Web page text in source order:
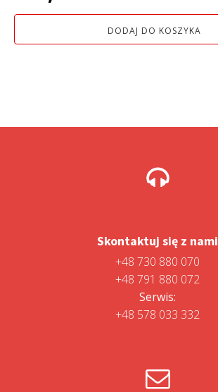
DODAJ DO KOSZYKA
Skontaktuj się z nami
+48 730 880 070
+48 791 880 072
Serwis:
+48 578 033 332